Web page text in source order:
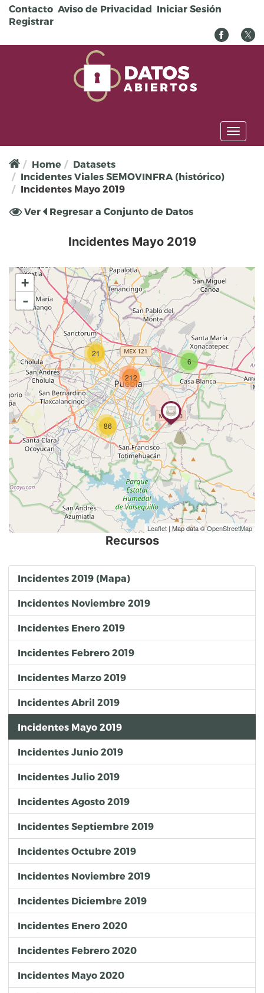
Pasar al contenido principal
Contacto Aviso de Privacidad Iniciar Sesión
Registrar
Toggle
Home
Datasets
Incidentes Viales SEMOVINFRA (histórico)
Incidentes Mayo 2019
Solapas principales
Ver (solapa
Regresar a Conjunto de Datos
Incidentes Mayo 2019
6
21
86
212
+
-
Leaflet | Map data ©OpenStreetMap
Recursos
Incidentes 2019 (Mapa)
Incidentes Noviembre 2019
Incidentes Enero 2019
Incidentes Febrero 2019
Incidentes Marzo 2019
Incidentes Abril 2019
Incidentes Mayo 2019
Incidentes Junio 2019
Incidentes Julio 2019
Incidentes Agosto 2019
Incidentes Septiembre 2019
Incidentes Octubre 2019
Incidentes Noviembre 2019
Incidentes Diciembre 2019
Incidentes Enero 2020
Incidentes Febrero 2020
Incidentes Mayo 2020